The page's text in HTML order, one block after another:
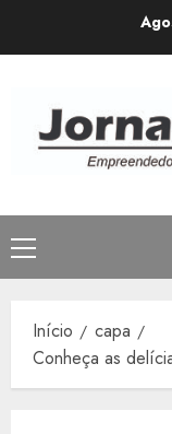
Menu
principal
Início
capa
Conheça as